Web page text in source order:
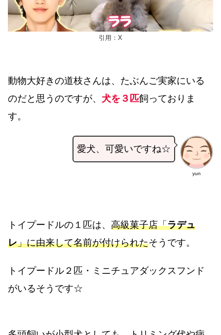
引用：X
動物大好きの道枝さんは、たぶんご実家にいる
のだと思うのですが、 犬を３匹飼っておりま
す。
yun
愛犬、可愛いですね☆
トイプードルの１匹は、 高級菓子店「ラデュ
レ」に由来して名前が付けられたそうです。
トイプードル２匹・ミニチュアダックスフンド
がいるそうです☆